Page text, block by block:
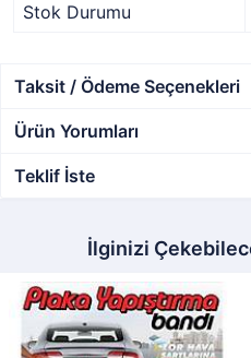
Stok Durumu
Taksit / Ödeme Seçenekleri
Ürün Yorumları
Teklif İste
İlginizi